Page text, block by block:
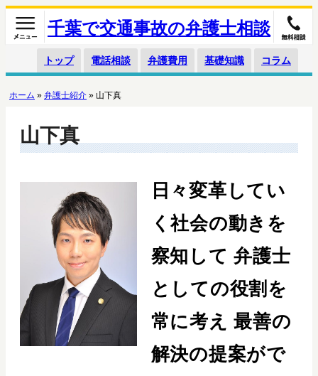
千葉で交通事故の弁護士相談
トップ 電話相談 弁護費用 基礎知識 コラム
ホーム » 弁護士紹介 » 山下真
山下真
日々変革してい
く社会の動きを
察知して 弁護士
としての役割を
常に考え 最善の
解決の提案がで